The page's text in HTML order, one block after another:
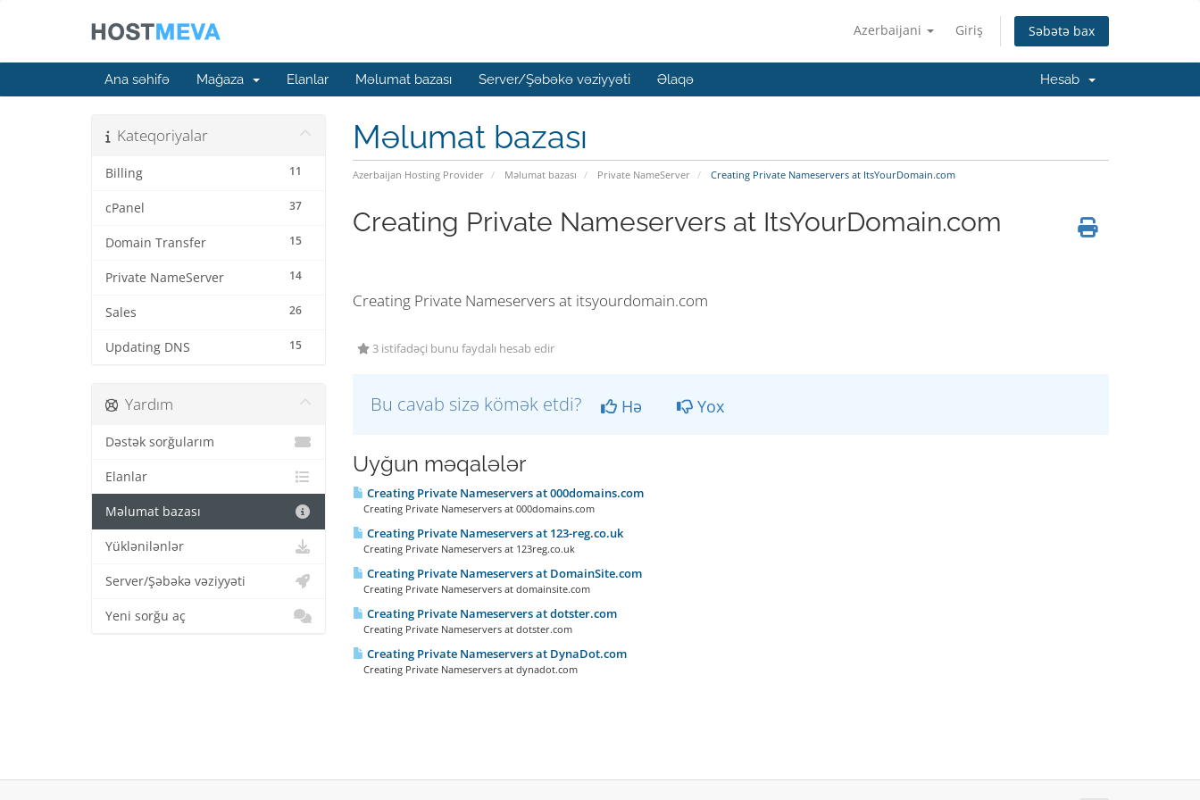
Azerbaijani Giriş Səbətə bax
Ana səhifə Mağaza Elanlar Məlumat bazası Server/Şəbəkə vəziyyəti Əlaqə Hesab
Məlumat bazası
Azerbaijan Hosting Provider Məlumat bazası Private NameServer Creating Private Nameservers at ItsYourDomain.com
Kateqoriyalar
11
Billing
37
cPanel
15
Domain Transfer
14
Private NameServer
26
Sales
15
Updating DNS
Creating Private Nameservers at ItsYourDomain.com
Creating Private Nameservers at itsyourdomain.com
3 istifadəçi bunu faydalı hesab edir
Bu cavab sizə kömək etdi? Hə Yox
Uyğun məqalələr
Creating Private Nameservers at 000domains.com
Creating Private Nameservers at 000domains.com
Creating Private Nameservers at 123-reg.co.uk
Creating Private Nameservers at 123reg.co.uk
Creating Private Nameservers at DomainSite.com
Creating Private Nameservers at domainsite.com
Creating Private Nameservers at dotster.com
Creating Private Nameservers at dotster.com
Creating Private Nameservers at DynaDot.com
Creating Private Nameservers at dynadot.com
Yardım
Dəstək sorğularım
Elanlar
Məlumat bazası
Yüklənilənlər
Server/Şəbəkə vəziyyəti
Yeni sorğu aç